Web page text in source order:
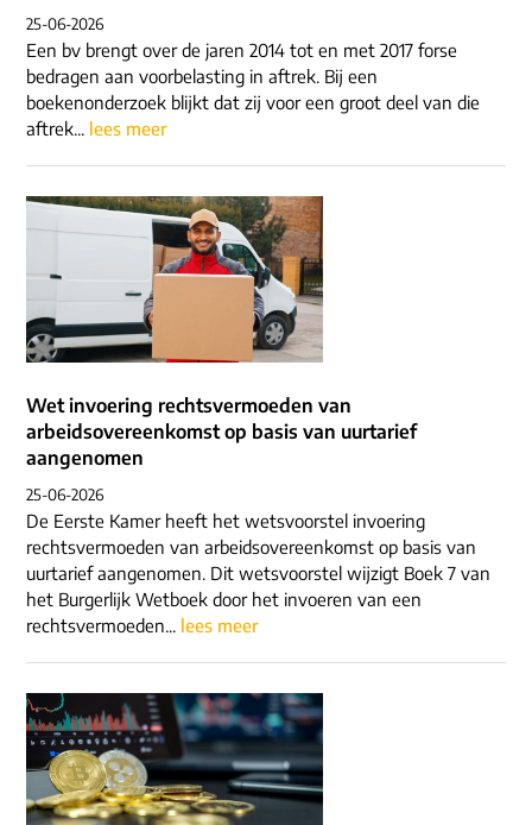
25-06-2026
Een bv brengt over de jaren 2014 tot en met 2017 forse
bedragen aan voorbelasting in aftrek. Bij een
boekenonderzoek blijkt dat zij voor een groot deel van die
aftrek... lees meer
Wet invoering rechtsvermoeden van
arbeidsovereenkomst op basis van uurtarief
aangenomen
25-06-2026
De Eerste Kamer heeft het wetsvoorstel invoering
rechtsvermoeden van arbeidsovereenkomst op basis van
uurtarief aangenomen. Dit wetsvoorstel wijzigt Boek 7 van
het Burgerlijk Wetboek door het invoeren van een
rechtsvermoeden... lees meer